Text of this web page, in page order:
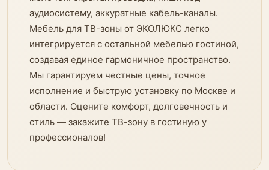
аудиосистему, аккуратные кабель-каналы.
Мебель для ТВ-зоны от ЭКОЛЮКС легко
интегрируется с остальной мебелью гостиной,
создавая единое гармоничное пространство.
Мы гарантируем честные цены, точное
исполнение и быструю установку по Москве и
области. Оцените комфорт, долговечность и
стиль — закажите ТВ-зону в гостиную у
профессионалов!